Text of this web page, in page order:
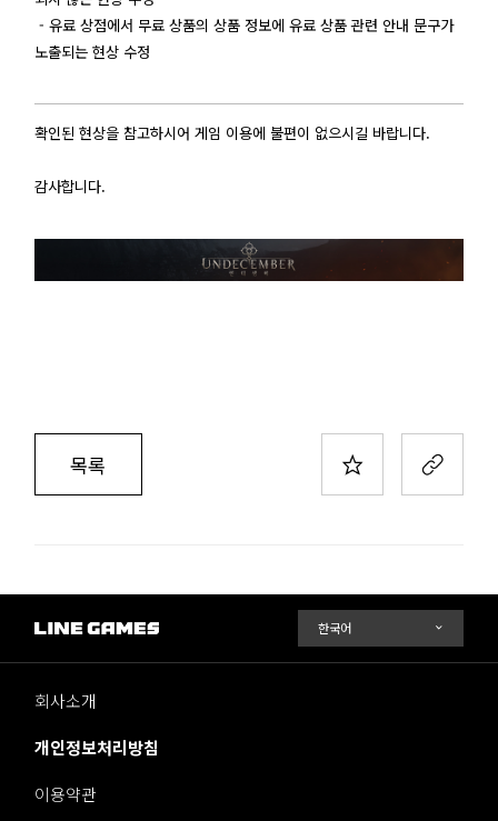
- 유료 상점에서 무료 상품의 상품 정보에 유료 상품 관련 안내 문구가
노출되는 현상 수정
확인된 현상을 참고하시어 게임 이용에 불편이 없으시길 바랍니다.
감사합니다.
목록
회사소개
개인정보처리방침
이용약관